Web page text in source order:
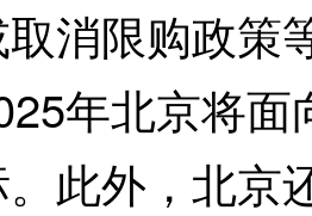
消限购政策
年北京将
此外，北京